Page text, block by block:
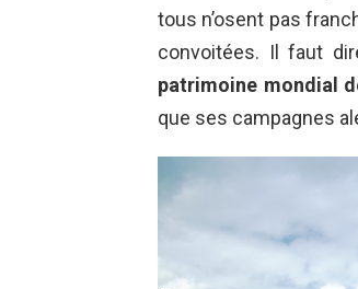
tous n’osent pas
convoitées. Il faut
patrimoine mondial
que ses campagnes